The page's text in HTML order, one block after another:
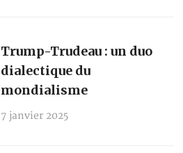
Trump-Trudeau : un duo
dialectique du
mondialisme
7 janvier 2025